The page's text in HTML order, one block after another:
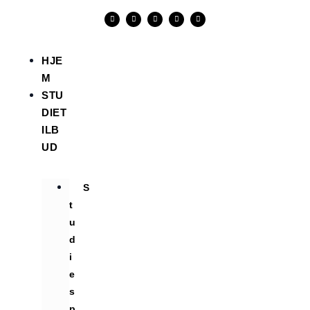
HJE
M
STU
DIET
ILB
UD
S
t
u
d
i
e
s